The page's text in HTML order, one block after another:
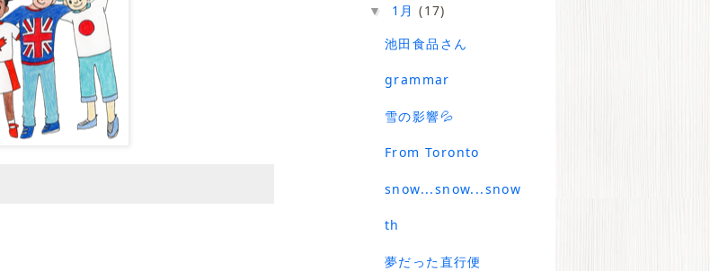
▼ 1月(17)
池田食品さん
grammar
雪の影響💦
From Toronto
snow...snow...snow
th
夢だった直行便